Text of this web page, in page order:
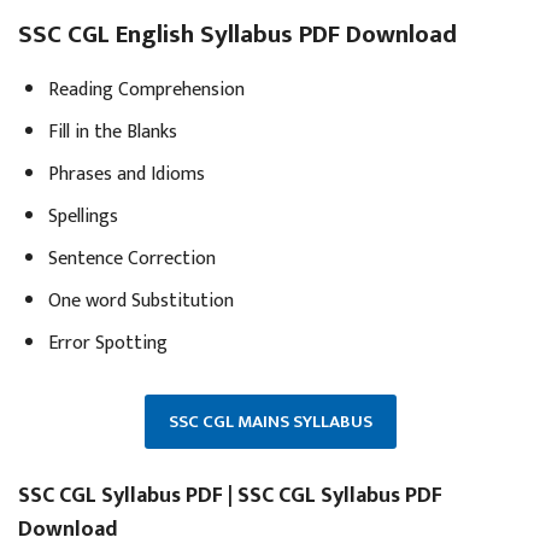
SSC CGL English Syllabus PDF Download
Reading Comprehension
Fill in the Blanks
Phrases and Idioms
Spellings
Sentence Correction
One word Substitution
Error Spotting
SSC CGL MAINS SYLLABUS
SSC CGL Syllabus PDF | SSC CGL Syllabus PDF
Download